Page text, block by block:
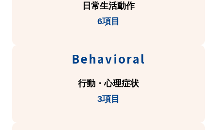
日常生活動作
6項目
Behavioral
行動・心理症状
3項目